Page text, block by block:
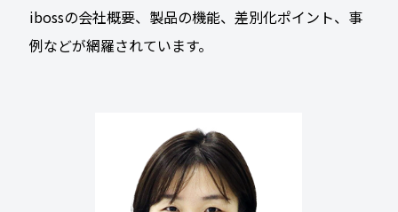
ibossの会社概要、製品の機能、差別化ポイント、事
例などが網羅されています。